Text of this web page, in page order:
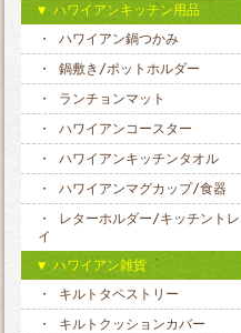
ハワイアンキッチン用品
ハワイアン鍋つかみ
鍋敷き/ポットホルダー
ランチョンマット
ハワイアンコースター
ハワイアンキッチンタオル
ハワイアンマグカップ/食器
レターホルダー/キッチントレ
イ
ハワイアン雑貨
キルトタペストリー
キルトクッションカバー